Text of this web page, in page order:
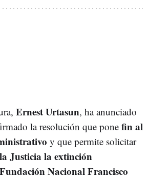
Ernest Urtasun, ha anunciado
la resolución que pone fin al
y que permite solicitar
Justicia la extinción
Nacional Francisco